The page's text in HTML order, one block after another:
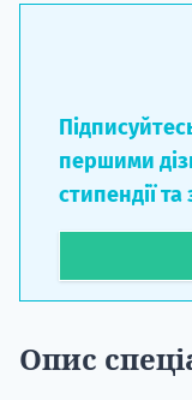
першими
стипендії
Опис